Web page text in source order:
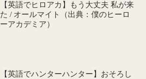
【英語でヒロアカ】もう大丈夫 私が来
た / オールマイト（出典：僕のヒーロ
ーアカデミア）
【英語でハンターハンター】おそろし